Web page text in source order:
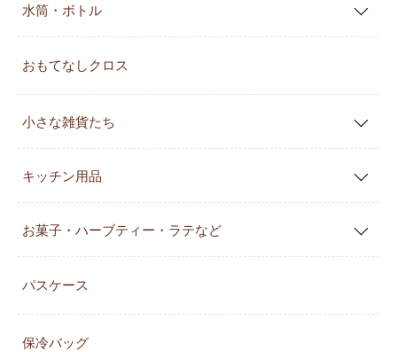
水筒・ボトル
おもてなしクロス
小さな雑貨たち
キッチン用品
お菓子・ハーブティー・ラテなど
パスケース
保冷バッグ